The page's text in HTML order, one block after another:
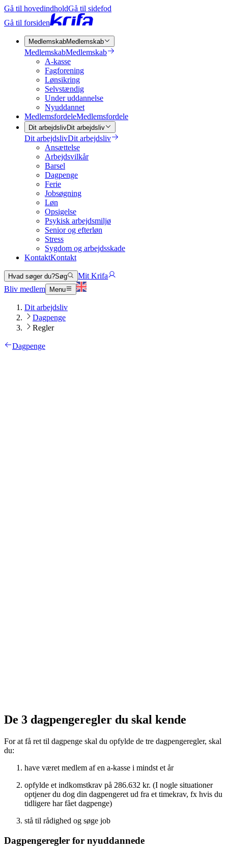
Gå til hovedindholdGå til sidefod
Gå til forsiden
MedlemskabMedlemskab
MedlemskabMedlemskab
A-kasse
Fagforening
Lønsikring
Selvstændig
Under uddannelse
Nyuddannet
MedlemsfordeleMedlemsfordele
Dit arbejdslivDit arbejdsliv
Dit arbejdslivDit arbejdsliv
Ansættelse
Arbejdsvilkår
Barsel
Dagpenge
Ferie
Jobsøgning
Løn
Opsigelse
Psykisk arbejdsmiljø
Senior og efterløn
Stress
Sygdom og arbejdsskade
KontaktKontakt
Hvad søger du?Søg
Mit Krifa
Bliv medlem
Menu
Dit arbejdsliv
Dagpenge
Regler
Dagpenge
De 3 dagpengeregler du skal kende
For at få ret til dagpenge skal du opfylde de tre dagpengeregler, skal
du:
have været medlem af en a-kasse i mindst et år
opfylde et indkomstkrav på 286.632 kr. (I nogle situationer
optjener du dog din dagpengeret ud fra et timekrav, fx hvis du
tidligere har fået dagpenge)
stå til rådighed og søge job
Dagpengeregler for nyuddannede